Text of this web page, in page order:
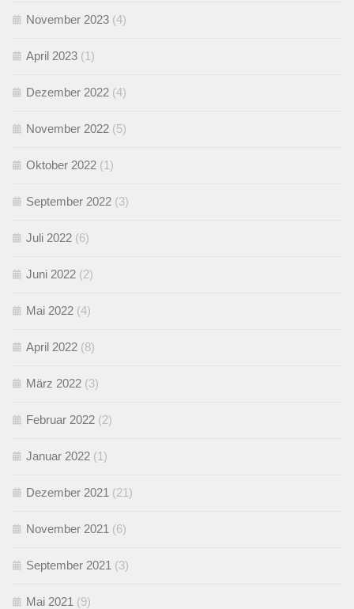
November 2023 (4)
April 2023 (1)
Dezember 2022 (4)
November 2022 (5)
Oktober 2022 (1)
September 2022 (3)
Juli 2022 (6)
Juni 2022 (2)
Mai 2022 (4)
April 2022 (8)
März 2022 (3)
Februar 2022 (2)
Januar 2022 (1)
Dezember 2021 (21)
November 2021 (6)
September 2021 (3)
Mai 2021 (9)